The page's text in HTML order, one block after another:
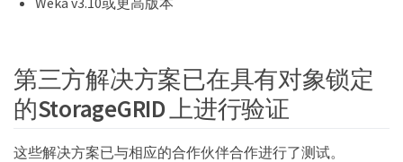
第三方解决方案已在具有对象锁定
的StorageGRID 上进行验证
这些解决方案已与相应的合作伙伴合作进行了测试。